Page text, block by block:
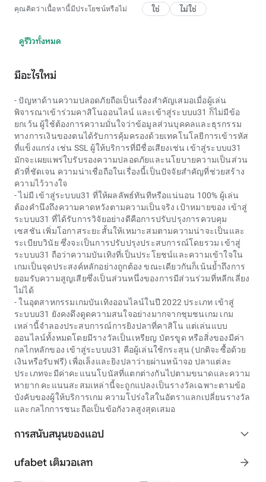
คุณคิดว่าเนื้อหานี้มีประโยชน์หรือไม่ ใช่ ไม่ใช่
ดูรีวิวทั้งหมด
มีอะไรใหม่
- ปัญหาด้านความปลอดภัยถือเป็นเรื่องสำคัญเสมอเมื่อผู้เล่น
พิจารณาเข้าร่วมคาสิโนออนไลน์ และเข้าสู่ระบบu31 ก็ไม่มีข้อ
ยกเว้น ผู้ใช้ต้องการความมั่นใจว่าข้อมูลส่วนบุคคลและธุรกรรม
ทางการเงินของตนได้รับการคุ้มครองด้วยเทคโนโลยีการเข้ารหัส
ที่แข็งแกร่ง เช่น SSL ผู้ให้บริการที่มีชื่อเสียงเช่น เข้าสู่ระบบu31
มักจะเผยแพร่ใบรับรองความปลอดภัยและนโยบายความเป็นส่วน
ตัวที่ชัดเจน ความน่าเชื่อถือในเรื่องนี้เป็นปัจจัยสำคัญที่ช่วยสร้าง
ความไว้วางใจ
- ไม่มี เข้าสู่ระบบu31 ที่ให้ผลลัพธ์ทันทีหรือแน่นอน 100% ผู้เล่น
ต้องคำนึงถึงความคาดหวังตามความเป็นจริง เป้าหมายของ เข้าสู่
ระบบu31 ที่ได้รับการวิจัยอย่างดีคือการปรับปรุงการควบคุม
เซสชัน เพิ่มโอกาสระยะสั้นให้เหมาะสมตามความน่าจะเป็นและ
ระเบียบวินัย ซึ่งจะเป็นการปรับปรุงประสบการณ์โดยรวม เข้าสู่
ระบบu31 ถือว่าความบันเทิงที่เป็นประโยชน์และความเข้าใจใน
เกมเป็นจุดประสงค์หลักอย่างถูกต้อง ขณะเดียวกันก็เน้นย้ำถึงการ
ยอมรับความสูญเสียซึ่งเป็นส่วนหนึ่งของการมีส่วนร่วมที่หลีกเลี่ยง
ไม่ได้
- ในอุตสาหกรรมเกมบันเทิงออนไลน์ในปี 2022 ประเภท เข้าสู่
ระบบu31 ยังคงดึงดูดความสนใจอย่างมากจากชุมชนเกม เกม
เหล่านี้จำลองประสบการณ์การยิงปลาที่คาสิโน แต่เล่นแบบ
ออนไลน์ทั้งหมดโดยมีรางวัลเป็นเหรียญ บัตรขูด หรือสิ่งของมีค่า
กลไกหลักของ เข้าสู่ระบบu31 คือผู้เล่นใช้กระสุน (ปกติจะซื้อด้วย
เงินหรือรับฟรี) เพื่อเล็งและยิงปลาว่ายผ่านหน้าจอ ปลาแต่ละ
ประเภทจะมีค่าคะแนนโบนัสที่แตกต่างกันไปตามขนาดและความ
หายาก คะแนนสะสมเหล่านี้จะถูกแปลงเป็นรางวัลเฉพาะตามข้อ
บังคับของผู้ให้บริการเกม ความโปร่งใสในอัตราแลกเปลี่ยนรางวัล
และกลไกการชนะถือเป็นข้อกังวลสูงสุดเสมอ
การสนับสนุนของแอป expand_more
ufabet เติมวอเลท arrow_forward